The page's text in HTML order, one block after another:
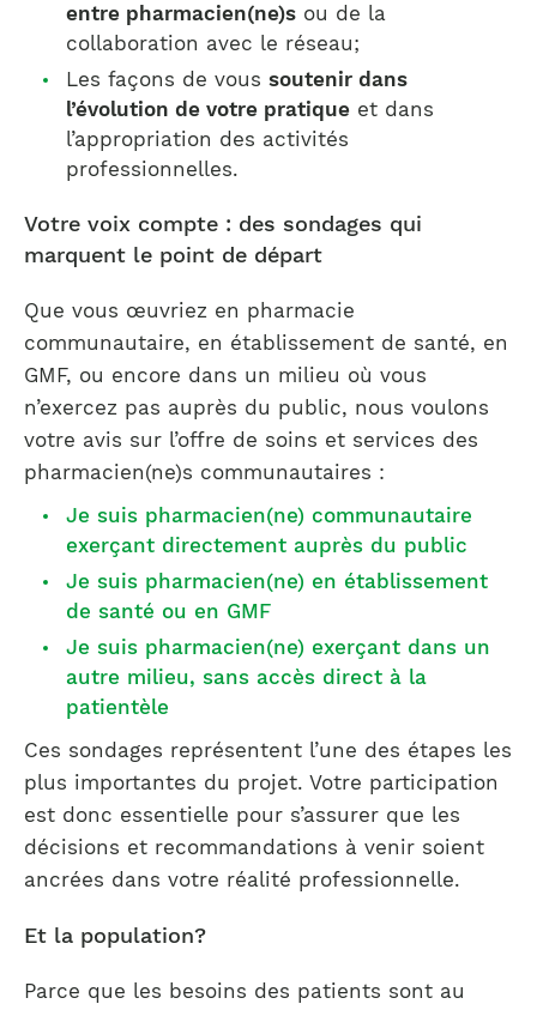
entre pharmacien(ne)s ou de la
collaboration avec le réseau;
Les façons de vous soutenir dans
l’évolution de votre pratique et dans
l’appropriation des activités
professionnelles.
Votre voix compte : des sondages qui
marquent le point de départ
Que vous œuvriez en pharmacie
communautaire, en établissement de santé, en
GMF, ou encore dans un milieu où vous
n’exercez pas auprès du public, nous voulons
votre avis sur l’offre de soins et services des
pharmacien(ne)s communautaires :
Je suis pharmacien(ne) communautaire
exerçant directement auprès du public
Je suis pharmacien(ne) en établissement
de santé ou en GMF
Je suis pharmacien(ne) exerçant dans un
autre milieu, sans accès direct à la
patientèle
Ces sondages représentent l’une des étapes les
plus importantes du projet. Votre participation
est donc essentielle pour s’assurer que les
décisions et recommandations à venir soient
ancrées dans votre réalité professionnelle.
Et la population?
Parce que les besoins des patients sont au